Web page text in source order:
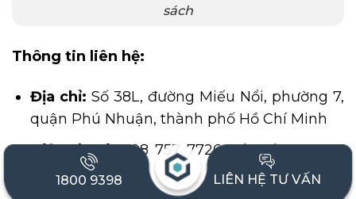
sách
Thông tin liên hệ:
Địa chỉ: Số 38L, đường Miếu Nổi, phường 7,
quận Phú Nhuận, thành phố Hồ Chí Minh
Điện thoại:098 757 7726‬ – (024) 629 777
1800 9398 LIÊN HỆ TƯ VẤN